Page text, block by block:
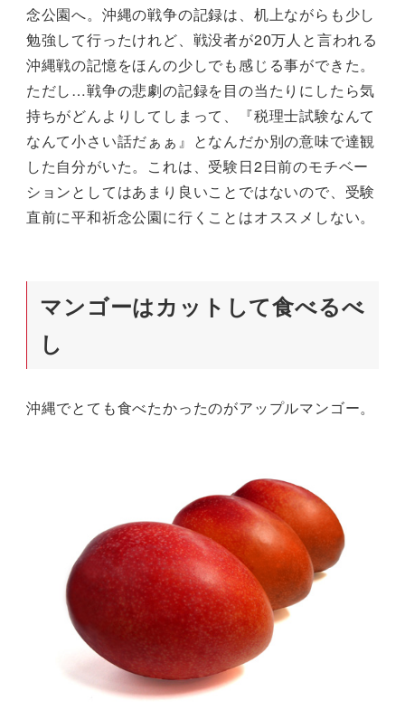
念公園へ。沖縄の戦争の記録は、机上ながらも少し
勉強して行ったけれど、戦没者が20万人と言われる
沖縄戦の記憶をほんの少しでも感じる事ができた。
ただし…戦争の悲劇の記録を目の当たりにしたら気
持ちがどんよりしてしまって、『税理士試験なんて
なんて小さい話だぁぁ』となんだか別の意味で達観
した自分がいた。これは、受験日2日前のモチベー
ションとしてはあまり良いことではないので、受験
直前に平和祈念公園に行くことはオススメしない。
マンゴーはカットして食べるべ
し
沖縄でとても食べたかったのがアップルマンゴー。